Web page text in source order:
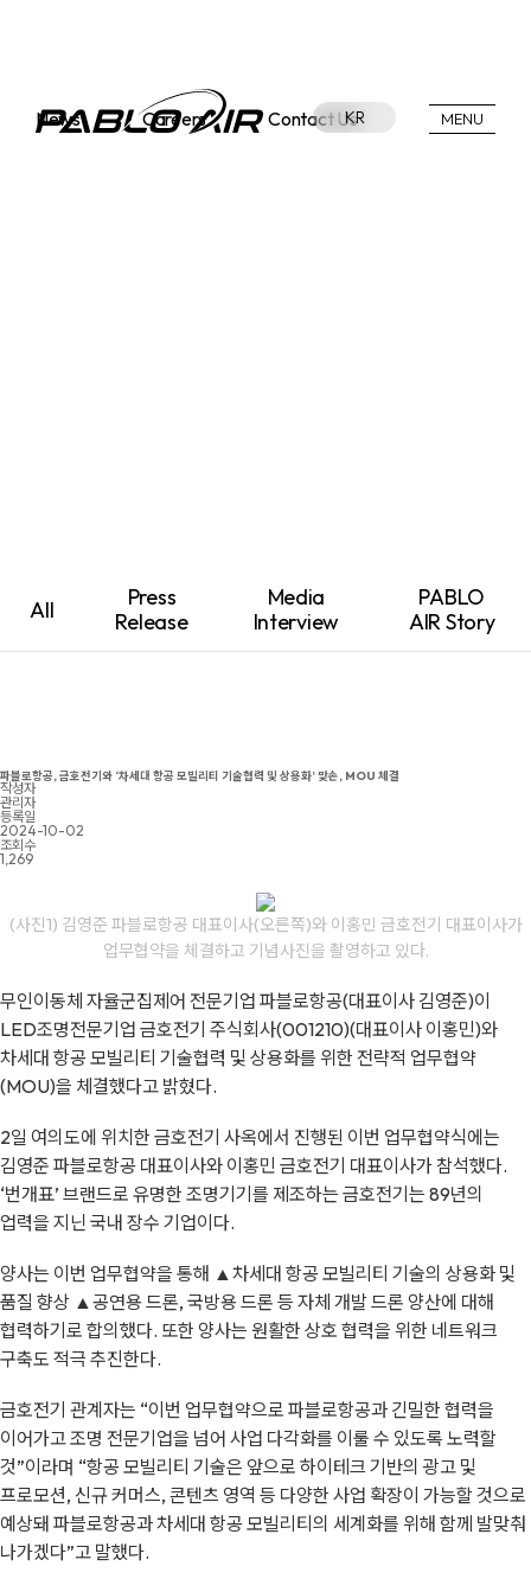
KR MENU
News Careers Contact Us
All
Press
Release
Media
Interview
PABLO
AIR Story
파블로항공, 금호전기와 ‘차세대 항공 모빌리티 기술협력 및 상용화’ 맞손, MOU 체결
작성자
관리자
등록일
2024-10-02
조회수
1,269
(사진1) 김영준 파블로항공 대표이사(오른쪽)와 이홍민 금호전기 대표이사가
업무협약을 체결하고 기념사진을 촬영하고 있다.
무인이동체 자율군집제어 전문기업 파블로항공(대표이사 김영준)이
LED조명전문기업 금호전기 주식회사(001210)(대표이사 이홍민)와
차세대 항공 모빌리티 기술협력 및 상용화를 위한 전략적 업무협약
(MOU)을 체결했다고 밝혔다.
2일 여의도에 위치한 금호전기 사옥에서 진행된 이번 업무협약식에는
김영준 파블로항공 대표이사와 이홍민 금호전기 대표이사가 참석했다.
‘번개표’ 브랜드로 유명한 조명기기를 제조하는 금호전기는 89년의
업력을 지닌 국내 장수 기업이다.
양사는 이번 업무협약을 통해 ▲차세대 항공 모빌리티 기술의 상용화 및
품질 향상 ▲공연용 드론, 국방용 드론 등 자체 개발 드론 양산에 대해
협력하기로 합의했다. 또한 양사는 원활한 상호 협력을 위한 네트워크
구축도 적극 추진한다.
금호전기 관계자는 “이번 업무협약으로 파블로항공과 긴밀한 협력을
이어가고 조명 전문기업을 넘어 사업 다각화를 이룰 수 있도록 노력할
것”이라며 “항공 모빌리티 기술은 앞으로 하이테크 기반의 광고 및
프로모션, 신규 커머스, 콘텐츠 영역 등 다양한 사업 확장이 가능할 것으로
예상돼 파블로항공과 차세대 항공 모빌리티의 세계화를 위해 함께 발맞춰
나가겠다”고 말했다.